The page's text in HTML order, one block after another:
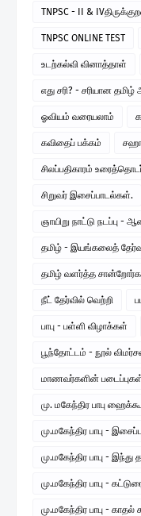
TNPSC - II &
TNPSC ONLINE TEST
உடற்கல்வி வினாத்தாள்
எது சரி? - சரியான
ஓவியம் வரையலாம்
கவிதைப் பக்கம்
சிலப்பதிகாரம்
சிறுவர் இசைப்பாடல்கள்.
ஞாயிறு நாட்டு நடப்பு
தமிழ் - இயங்கலைத்
தமிழ் வளர்த்த
நீட் தேர்வில் வெற்றி
பாபு - பள்ளி விழாக்கள்
பூந்தோட்டம் - நூல்
மாணவர்களின்
மு. மகேந்திர பாபு
மு.மகேந்திர பாபு -
மு.மகேந்திர பாபு -
மு.மகேந்திர பாபு -
மு.மகேந்திர பாபு -